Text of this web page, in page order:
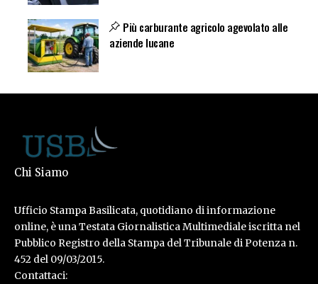
Più carburante agricolo agevolato alle
aziende lucane
Chi Siamo
Ufficio Stampa Basilicata, quotidiano di informazione
online, è una Testata Giornalistica Multimediale iscritta nel
Pubblico Registro della Stampa del Tribunale di Potenza n.
452 del 09/03/2015.
Contattaci: